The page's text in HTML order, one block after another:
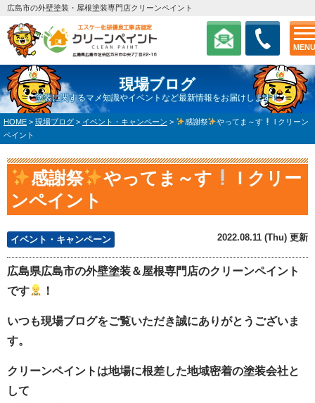
MENU
広島市の外壁塗装・屋根塗装専門店クリーンペイント
現場ブログ
塗装に関するマメ知識やイベントなど最新情報をお届けします！
HOME > 現場ブログ > イベント・キャンペーン > 感謝祭 やってま～す
l クリーン
ペイント
感謝祭 やってま～す
l クリー
ンペイント
イベント・キャンペーン 2022.08.11 (Thu) 更新
広島県広島市の外壁塗装＆屋根専門店のクリーンペイント
です
！
いつも現場ブログをご覧いただき誠にありがとうございま
す。
クリーンペイントは地場に根差した地域密着の塗装会社と
して